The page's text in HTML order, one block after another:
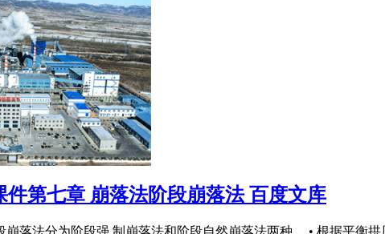
件第七章 崩落法阶段崩落法 百度文库
崩落法分为阶段强 制崩落法和阶段自然崩落法两种。 • 根据平